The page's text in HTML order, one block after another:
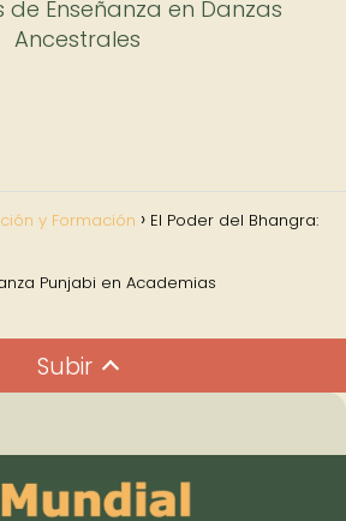
de Enseñanza en Danzas
Ancestrales
y Formación El Poder del Bhangra:
Punjabi en Academias
Subir